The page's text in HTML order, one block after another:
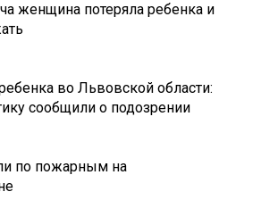
женщина потеряла ребенка и
во Львовской области:
сообщили о подозрении
по пожарным на